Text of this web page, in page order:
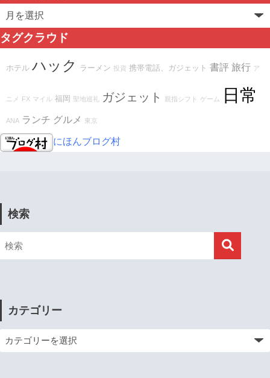
タグクラウド
ホテル ハック ラーメン 投資 携帯電話、ガジェット 書評 旅行 ア
ニメ FX マイル 福岡 聖地巡礼 ガジェット 親指シフト ゲーム 日常
ANA ランチ グルメ 東京
にほんブログ村
検索
カテゴリー